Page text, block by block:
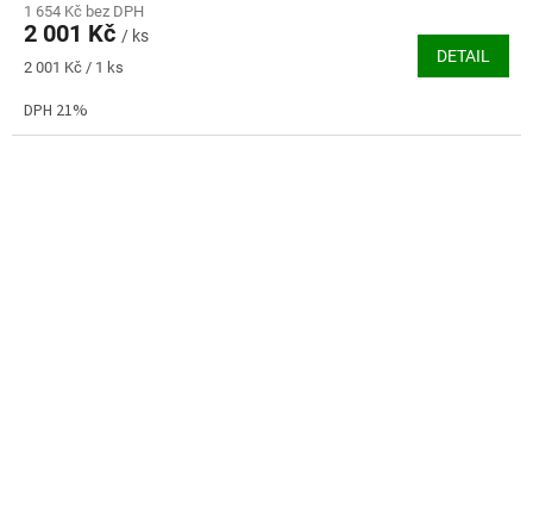
produktu
je
3,9
5
1 654 Kč bez DPH
2 001 Kč / ks
Měrná
2 001 Kč / 1 ks
DETAIL
DPH 21%